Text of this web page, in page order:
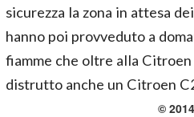
sicurezza la zona in attesa
hanno poi provveduto a
fiamme che oltre alla
distrutto anche un Citroen
©